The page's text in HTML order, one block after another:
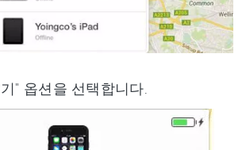
" 옵션을 선택합니다.